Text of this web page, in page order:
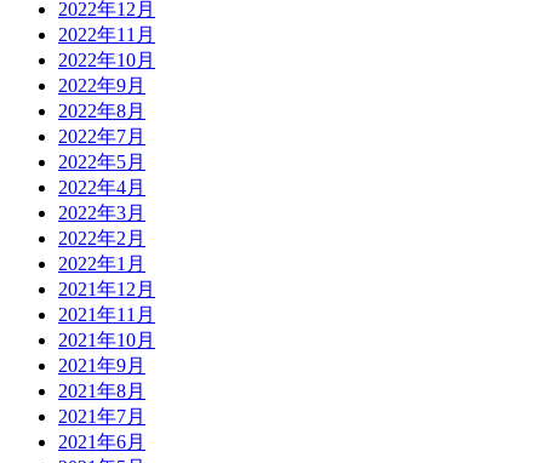
2022年12月
2022年11月
2022年10月
2022年9月
2022年8月
2022年7月
2022年5月
2022年4月
2022年3月
2022年2月
2022年1月
2021年12月
2021年11月
2021年10月
2021年9月
2021年8月
2021年7月
2021年6月